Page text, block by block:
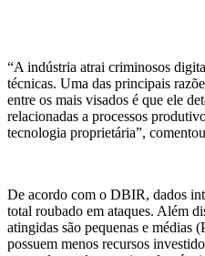
“A indústria atrai criminosos
técnicas. Uma das principais
entre os mais visados é que ele
relacionadas a processos
tecnologia proprietária”,
De acordo com o DBIR, dados
total roubado em ataques. Além
atingidas são pequenas e médias
possuem menos recursos